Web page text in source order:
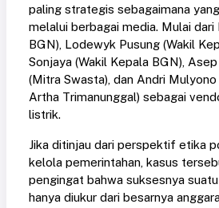
paling strategis sebagaimana
melalui berbagai media. Mulai dari
BGN), Lodewyk Pusung (Wakil
Sonjaya (Wakil Kepala BGN),
(Mitra Swasta), dan Andri Mulyono
Artha Trimanunggal) sebagai
listrik.
Jika ditinjau dari perspektif etika
kelola pemerintahan, kasus
pengingat bahwa suksesnya
hanya diukur dari besarnya